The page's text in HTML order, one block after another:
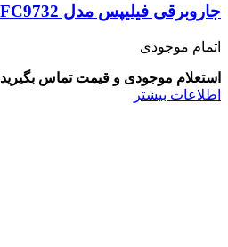
جاروبرقی فیلیپس مدل PHILIPS FC9732
اتمام موجودی
استعلام موجودی و قیمت تماس بگیرید
اطلاعات بیشتر